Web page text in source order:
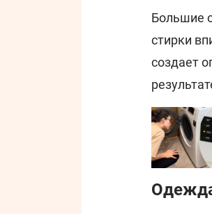
Большие
стирки
создает